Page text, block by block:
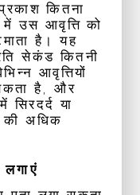
कितना
में उस आवृत्ति को
है। यह
सेकंड कितनी
आवृत्तियों
है, और
या
अधिक